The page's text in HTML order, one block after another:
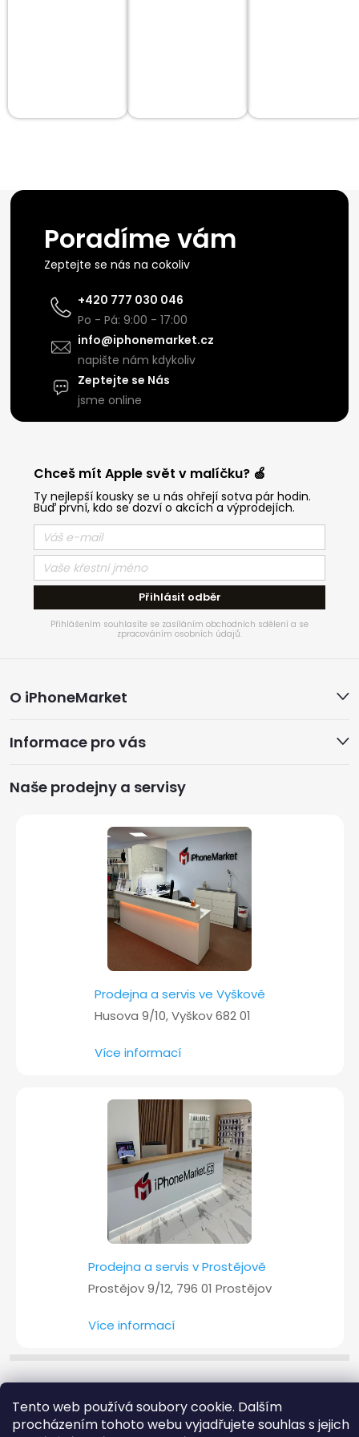
Tento web používá soubory cookie. Dalším
procházením tohoto webu vyjadřujete souhlas s jejich
Poradíme vám
Zeptejte se nás na cokoliv
+420 777 030 046
Po - Pá: 9:00 - 17:00
info@iphonemarket.cz
napište nám kdykoliv
Zeptejte se Nás
jsme online
Chceš mít Apple svět v malíčku? 🍏
Ty nejlepší kousky se u nás ohřejí sotva pár hodin.
Buď první, kdo se dozví o akcích a výprodejích.
Přihlásit odběr
Přihlášením souhlasíte se zasíláním obchodních sdělení a se
zpracováním osobních údajů.
á
p
a
O iPhoneMarket
Informace pro vás
Naše prodejny a servisy
Prodejna a servis ve Vyškově
Husova 9/10, Vyškov 682 01
Více informací
Prodejna a servis v Prostějově
Prostějov 9/12, 796 01 Prostějov
Více informací
Vytvořil Shoptet